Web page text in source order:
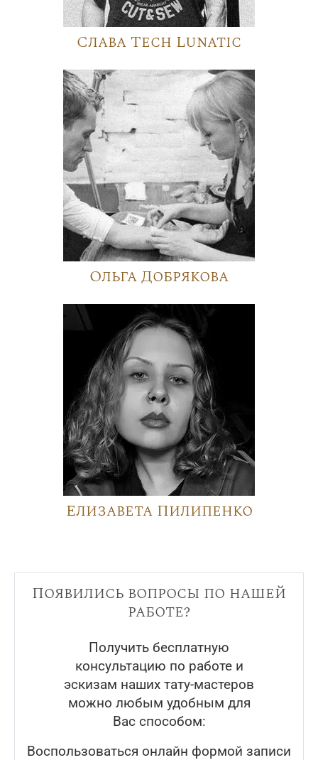
Слава Tech Lunatic
Ольга Добрякова
Елизавета Пилипенко
Появились вопросы по нашей
работе?
Получить бесплатную
консультацию по работе и
эскизам наших тату-мастеров
можно любым удобным для
Вас способом:
Воспользоваться онлайн формой записи